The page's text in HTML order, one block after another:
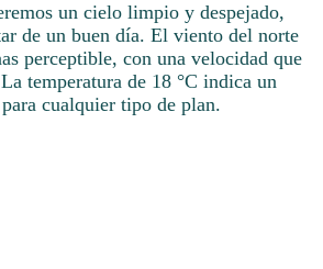
un cielo limpio y despejado,
de un buen día. El viento del norte
perceptible, con una velocidad que
temperatura de 18 °C indica un
cualquier tipo de plan.